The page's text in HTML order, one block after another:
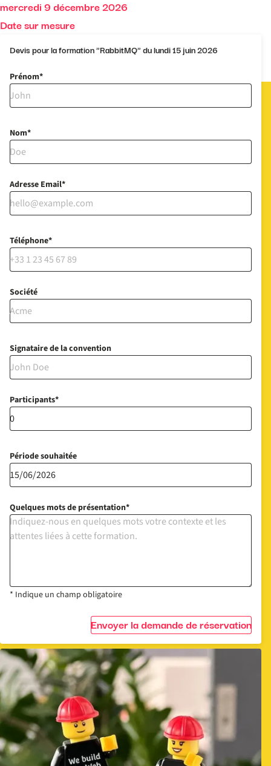
mercredi 9 décembre 2026
Date sur mesure
Devis pour la formation "RabbitMQ" du lundi 15 juin 2026
Prénom
Nom
Adresse Email
Téléphone
Société
Signataire de la convention
Participants
Période souhaitée
Quelques mots de présentation
* Indique un champ obligatoire
Envoyer la demande de réservation